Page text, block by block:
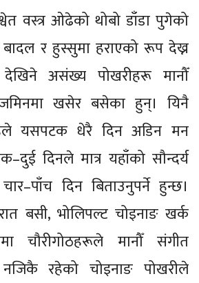
वस्त्र ओढेको थोबो डाँडा पुगेको
र हुस्सुमा हराएको रूप देख्न
देखिने असंख्य पोखरीहरू मानौँ
खसेर बसेका हुन्। यिनै
यसपटक धेरै दिन अडिन मन
दिनले मात्र यहाँको सौन्दर्य
दिन बिताउनुपर्ने हुन्छ।
बसी, भोलिपल्ट चोइनाङ खर्क
चौरीगोठहरूले मानौँ संगीत
रहेको चोइनाङ पोखरीले